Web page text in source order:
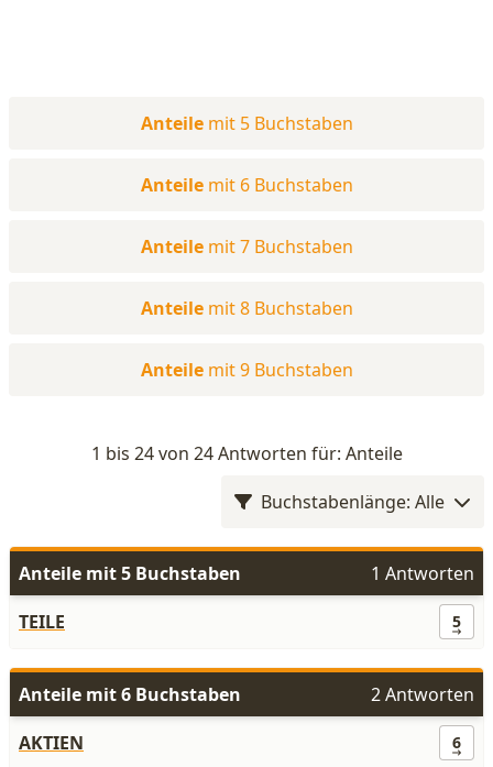
Anteile mit 5 Buchstaben
Anteile mit 6 Buchstaben
Anteile mit 7 Buchstaben
Anteile mit 8 Buchstaben
Anteile mit 9 Buchstaben
1 bis 24 von 24 Antworten für: Anteile
Buchstabenlänge: Alle
Anteile mit 5 Buchstaben
1 Antworten
TEILE
5
Anteile mit 6 Buchstaben
2 Antworten
AKTIEN
6